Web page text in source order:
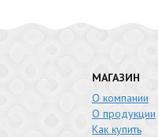
МАГАЗИН
О компании
О продукции
Как купить